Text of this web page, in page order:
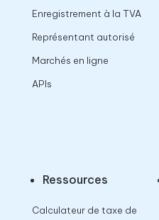
Enregistrement à la TVA
Représentant autorisé
Marchés en ligne
APIs
Ressources
Calculateur de taxe de